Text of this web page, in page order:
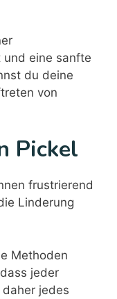
eine sanfte
du deine
von
Pickel
frustrierend
Linderung
Methoden
jeder
jedes